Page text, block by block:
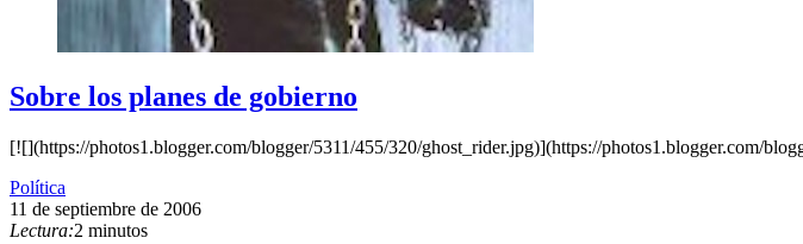
Sobre los planes de gobierno
[![](https://photos1.blogger.com/blogger/5311/455/320/ghost_rider.jpg)](https://photos1.blogger.com/
Política
11 de septiembre de 2006
Lectura:2 minutos